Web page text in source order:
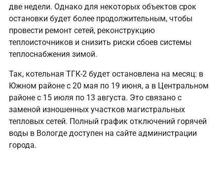
две недели. Однако для некоторых объектов срок
остановки будет более продолжительным, чтобы
провести ремонт сетей, реконструкцию
теплоисточников и снизить риски сбоев системы
теплоснабжения зимой.
Так, котельная ТГК-2 будет остановлена на месяц: в
Южном районе с 20 мая по 19 июня, а в Центральном
районе с 15 июля по 13 августа. Это связано с
заменой изношенных участков магистральных
тепловых сетей. Полный график отключений горячей
воды в Вологде доступен на сайте администрации
города.